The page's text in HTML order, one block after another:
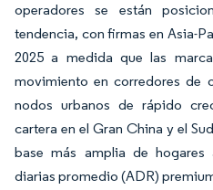
operadores se están
tendencia, con firmas en Asia-
2025 a medida que las
movimiento en corredores de
nodos urbanos de rápido
cartera en el Gran China y el
base más amplia de hogares
diarias promedio (ADR)